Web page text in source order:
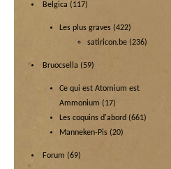
Belgica (117)
Les plus graves (422)
satiricon.be (236)
Bruocsella (59)
Ce qui est Atomium est
Ammonium (17)
Les coquins d'abord (661)
Manneken-Pis (20)
Forum (69)